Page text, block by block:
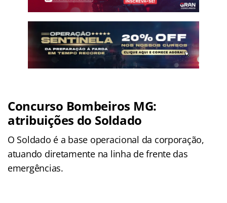
Concurso Bombeiros MG:
atribuições do Soldado
O Soldado é a base operacional da corporação,
atuando diretamente na linha de frente das
emergências.